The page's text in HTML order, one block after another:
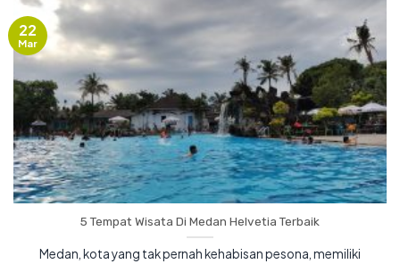
5 Tempat Wisata Di Medan Helvetia Terbaik
Medan, kota yang tak pernah kehabisan pesona, memiliki
22
Mar